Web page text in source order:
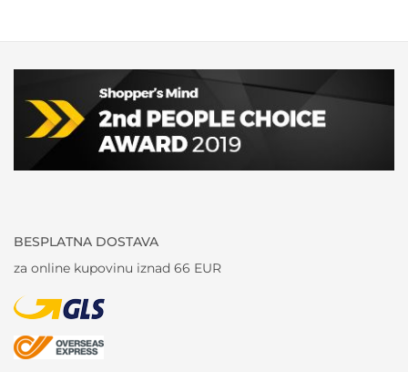
BESPLATNA DOSTAVA
za online kupovinu iznad 66 EUR